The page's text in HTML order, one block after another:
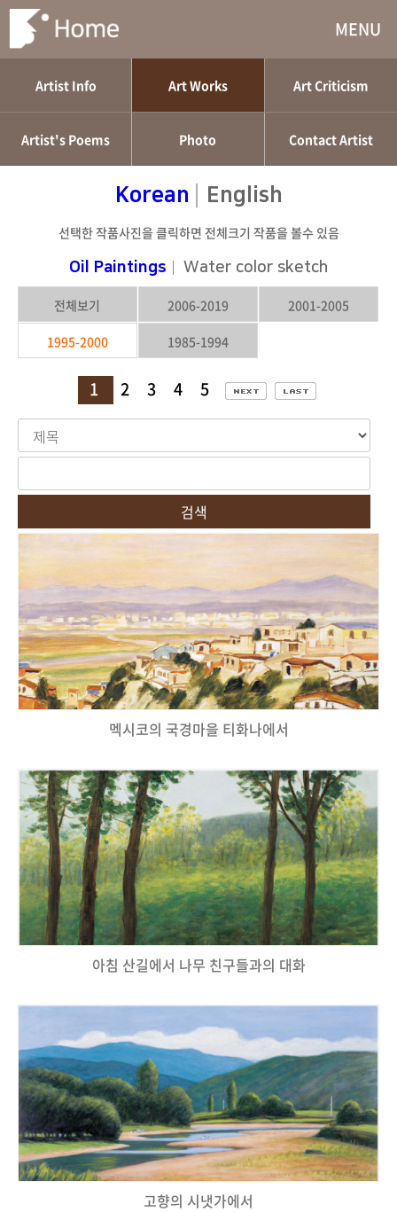
MENU
Artist Info Art Works Art Criticism
Artist's Poems Photo Contact Artist
Korean | English
선택한 작품사진을 클릭하면 전체크기 작품을 볼수 있음
Oil Paintings
Water color sketch
전체보기 2006-2019 2001-2005
1995-2000 1985-1994
1 2 3 4 5
검색
멕시코의 국경마을 티화나에서
아침 산길에서 나무 친구들과의 대화
고향의 시냇가에서